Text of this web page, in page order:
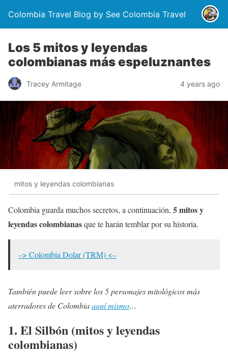
Colombia Travel Blog by See Colombia Travel
Los 5 mitos y leyendas
colombianas más espeluznantes
Tracey Armitage 4 years ago
mitos y leyendas colombianas
Colombia guarda muchos secretos, a continuación, 5 mitos y
leyendas colombianasque te harán temblar por su historia.
–> Colombia Dolar (TRM) <–
También puede leer sobre los 5 personajes mitológicos más
aterradores de Colombiaaquí mismo…
1. El Silbón (mitos y leyendas
colombianas)